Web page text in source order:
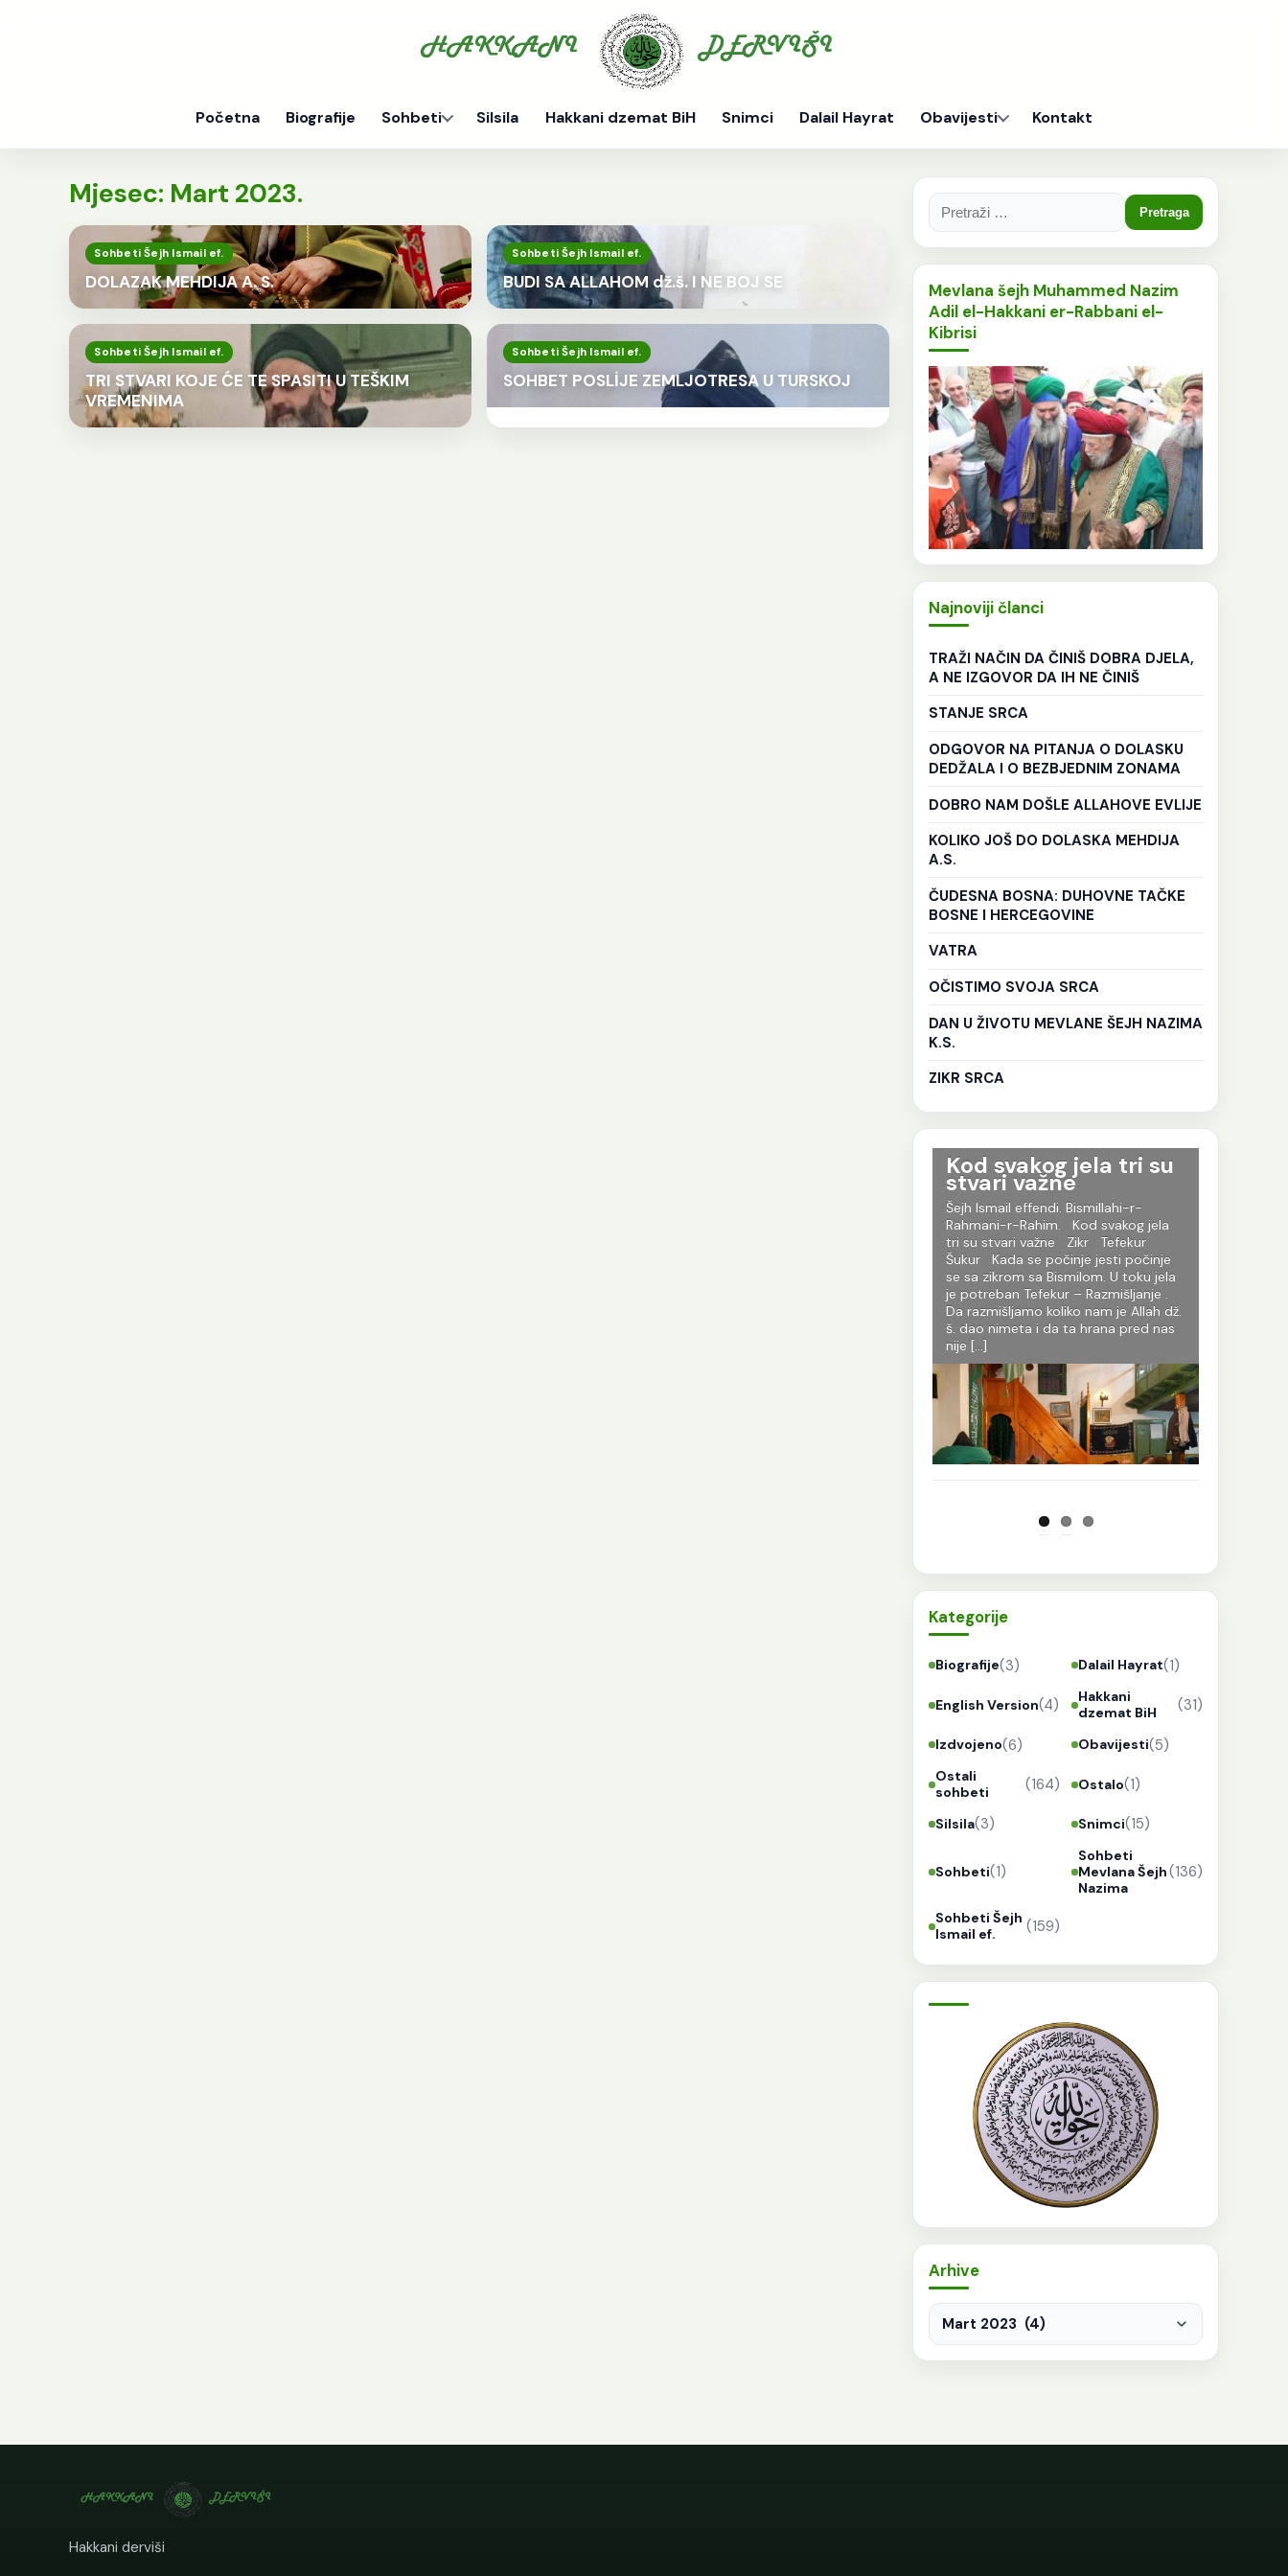
Početna Biografije Sohbeti Silsila Hakkani dzemat BiH Snimci Dalail Hayrat Obavijesti Kontakt
Mjesec: Mart 2023.
Sohbeti Šejh Ismail ef.
DOLAZAK MEHDIJA A. S.
Sohbeti Šejh Ismail ef.
BUDI SA ALLAHOM dž.š. I NE BOJ SE
Sohbeti Šejh Ismail ef.
TRI STVARI KOJE ĆE TE SPASITI U TEŠKIM
VREMENIMA
Sohbeti Šejh Ismail ef.
SOHBET POSLİJE ZEMLJOTRESA U TURSKOJ
Pretraga:
Mevlana šejh Muhammed Nazim
Adil el-Hakkani er-Rabbani el-
Kibrisi
Najnoviji članci
TRAŽI NAČIN DA ČINIŠ DOBRA DJELA,
A NE IZGOVOR DA IH NE ČINIŠ
STANJE SRCA
ODGOVOR NA PITANJA O DOLASKU
DEDŽALA I O BEZBJEDNIM ZONAMA
DOBRO NAM DOŠLE ALLAHOVE EVLIJE
KOLIKO JOŠ DO DOLASKA MEHDIJA
A.S.
ČUDESNA BOSNA: DUHOVNE TAČKE
BOSNE I HERCEGOVINE
VATRA
OČISTIMO SVOJA SRCA
DAN U ŽIVOTU MEVLANE ŠEJH NAZIMA
K.S.
ZIKR SRCA
Kod svakog jela tri su
stvari važne
Šejh Ismail effendi. Bismillahi-r-
Rahmani-r-Rahim. Kod svakog jela
tri su stvari važne Zikr Tefekur
Šukur Kada se počinje jesti počinje
se sa zikrom sa Bismilom. U toku jela
je potreban Tefekur – Razmišljanje .
Da razmišljamo koliko nam je Allah dž.
š. dao nimeta i da ta hrana pred nas
nije […]
Kategorije
Biografije(3) Dalail Hayrat(1)
English Version(4)
Hakkani
dzemat BiH
(31)
Izdvojeno(6) Obavijesti(5)
Ostali
sohbeti
(164) Ostalo(1)
Silsila(3) Snimci(15)
Sohbeti(1)
Sohbeti
Mevlana Šejh
Nazima
(136)
Sohbeti Šejh
Ismail ef.
(159)
Arhive
Arhive
Hakkani derviši